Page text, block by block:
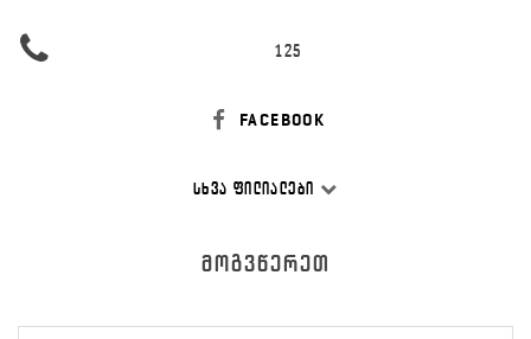
125
FACEBOOK
ᲡᲮᲕᲐ ᲤᲘᲚᲘᲐᲚᲔᲑᲘ
ᲛᲝᲒᲕᲬᲔᲠᲔᲗ